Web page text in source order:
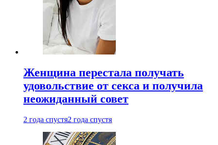
Женщина перестала получать
удовольствие от секса и получила
неожиданный совет
2 года спустя2 года спустя